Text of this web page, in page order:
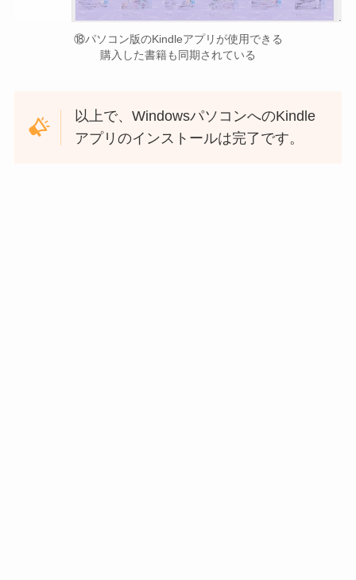
⑱パソコン版のKindleアプリが使用できる
購入した書籍も同期されている
以上で、WindowsパソコンへのKindle
アプリのインストールは完了です。